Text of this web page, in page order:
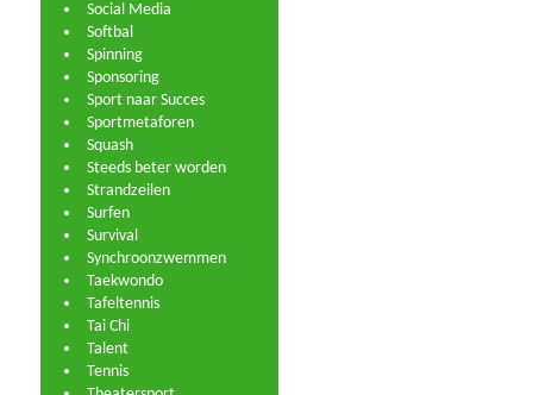
Social Media
Softbal
Spinning
Sponsoring
Sport naar Succes
Sportmetaforen
Squash
Steeds beter worden
Strandzeilen
Surfen
Survival
Synchroonzwemmen
Taekwondo
Tafeltennis
Tai Chi
Talent
Tennis